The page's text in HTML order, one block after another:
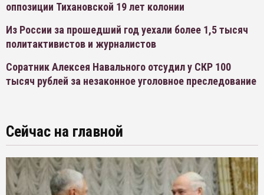
оппозиции Тихановской 19 лет колонии
Из России за прошедший год уехали более 1,5 тысяч
политактивистов и журналистов
Соратник Алексея Навального отсудил у СКР 100
тысяч рублей за незаконное уголовное преследование
Сейчас на главной